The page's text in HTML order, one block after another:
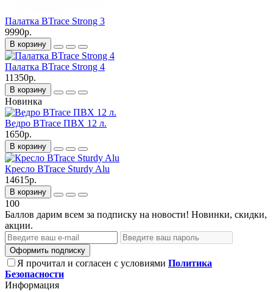
Палатка BTrace Strong 3
9990р.
В корзину
Палатка BTrace Strong 4
11350р.
В корзину
Новинка
Ведро BTrace ПВХ 12 л.
1650р.
В корзину
Кресло BTrace Sturdy Alu
14615р.
В корзину
100
Баллов дарим всем за подписку на новости! Новинки, скидки,
акции.
Оформить подписку
Я прочитал и согласен с условиями Политика
Безопасности
Информация